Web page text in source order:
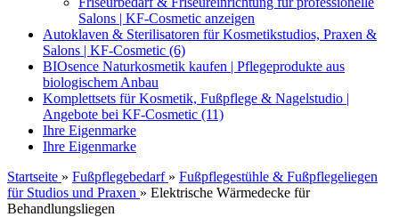
Salons | KF-Cosmetic anzeigen
Autoklaven & Sterilisatoren für Kosmetikstudios, Praxen &
Salons | KF-Cosmetic (6)
BIOsence Naturkosmetik kaufen | Pflegeprodukte aus
biologischem Anbau
Komplettsets für Kosmetik, Fußpflege & Nagelstudio |
Angebote bei KF-Cosmetic (11)
Ihre Eigenmarke
Ihre Eigenmarke
Startseite » Fußpflegebedarf » Fußpflegestühle & Fußpflegeliegen
für Studios und Praxen » Elektrische Wärmedecke für
Behandlungsliegen